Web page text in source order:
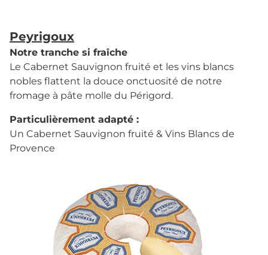
Peyrigoux
Notre tranche si fraîche
Le Cabernet Sauvignon fruité et les vins blancs
nobles flattent la douce onctuosité de notre
fromage à pâte molle du Périgord.
Particulièrement adapté :
Un Cabernet Sauvignon fruité & Vins Blancs de
Provence